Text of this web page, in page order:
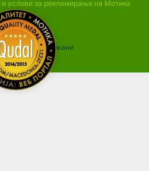
и услови за рекламирање на Мотика
права се задржани